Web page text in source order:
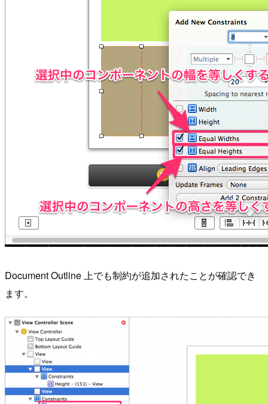
Document Outline 上でも制約が追加されたことが確認でき
ます。